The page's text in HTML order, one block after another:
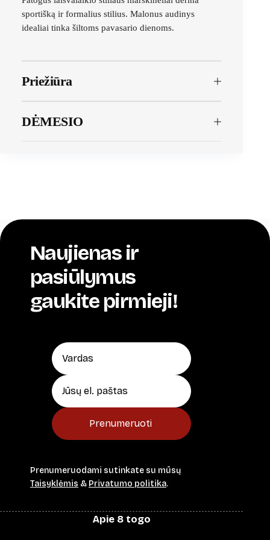
sportišką ir formalius stilius. Malonus audinys
idealiai tinka šiltoms pavasario dienoms.
Priežiūra
DĖMESIO
Naujienas ir
pasiūlymus
gaukite pirmieji!
Prenumeruoti
Prenumeruodami sutinkate su mūsų
Taisyklėmis & Privatumo politika.
Apie 8 togo